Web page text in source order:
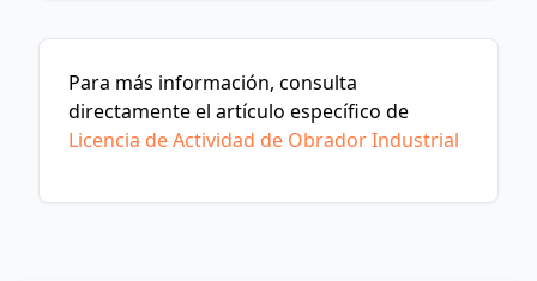
Para más información, consulta
directamente el artículo específico de
Licencia de Actividad de Obrador Industrial